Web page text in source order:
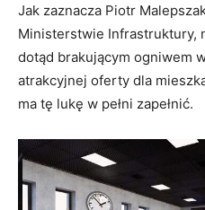
Jak zaznacza Piotr
Ministerstwie Infrastruktury,
dotąd brakującym ogniwem
atrakcyjnej oferty dla
ma tę lukę w pełni zapełnić.